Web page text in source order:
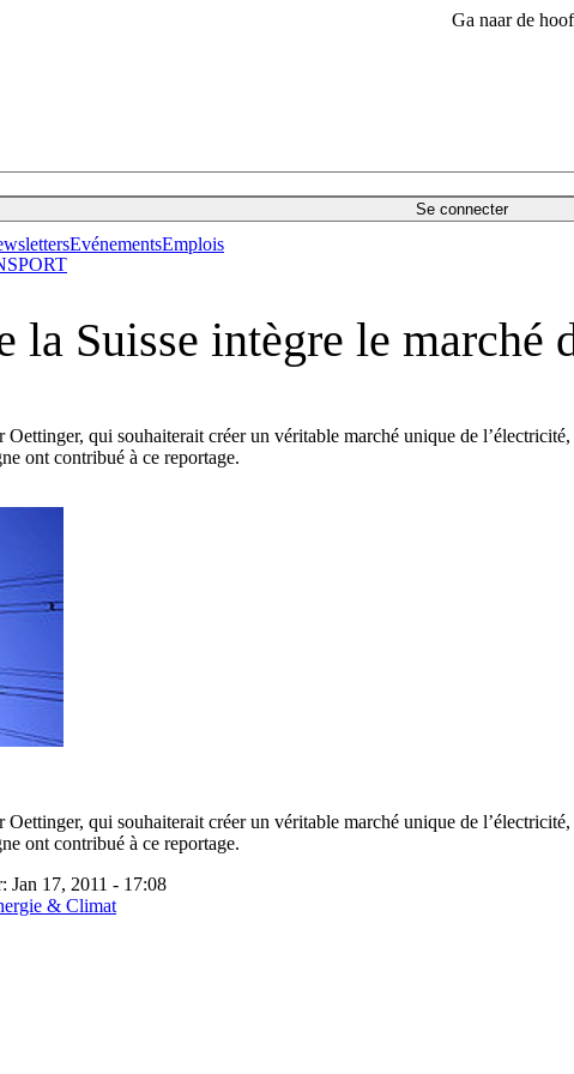
Ga naar de
Se connecter
EvénementsEmplois
la Suisse intègre le marché
Oettinger, qui souhaiterait créer un véritable marché unique de
ont contribué à ce reportage.
Oettinger, qui souhaiterait créer un véritable marché unique de
ont contribué à ce reportage.
Jan 17, 2011 - 17:08
& Climat